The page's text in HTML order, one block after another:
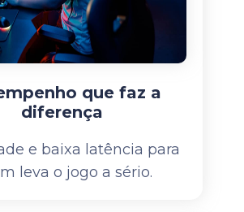
que faz a
diferença
e baixa latência para
leva o jogo a sério.